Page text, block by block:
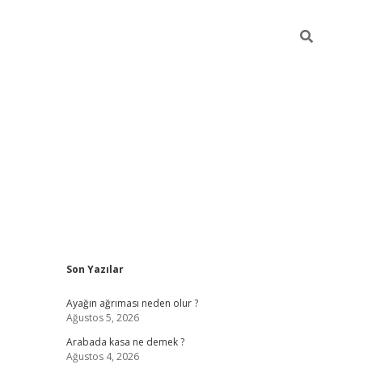
Sidebar
Son Yazılar
Ayağın ağrıması neden olur ?
Ağustos 5, 2026
Arabada kasa ne demek ?
Ağustos 4, 2026